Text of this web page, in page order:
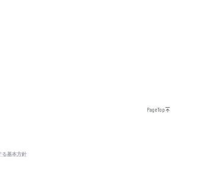
る基本方針
PageTop